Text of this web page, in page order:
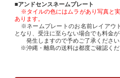
■アンドセンスネームプレート
※タイルの色にはムラがあり写真と
あります。
※ネームプレートのお名前レイアウ
となり、受注に至らない場合でも料金が
発生しますので予めご了承ください
※沖縄・離島の送料は都度ご確認くだ